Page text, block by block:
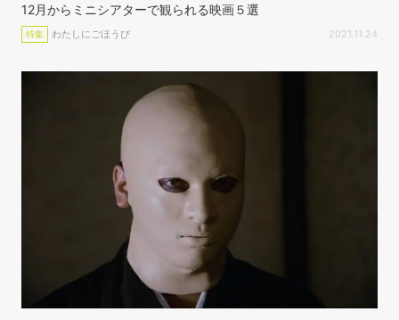
12月からミニシアターで観られる映画５選
特集 わたしにごほうび 2021.11.24